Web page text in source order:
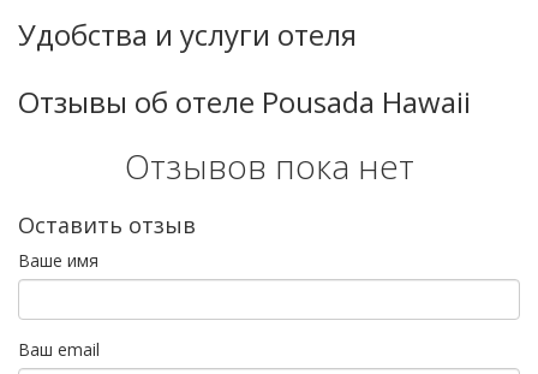
Удобства и услуги отеля
Отзывы об отеле Pousada Hawaii
Отзывов пока нет
Оставить отзыв
Ваше имя
Ваш email